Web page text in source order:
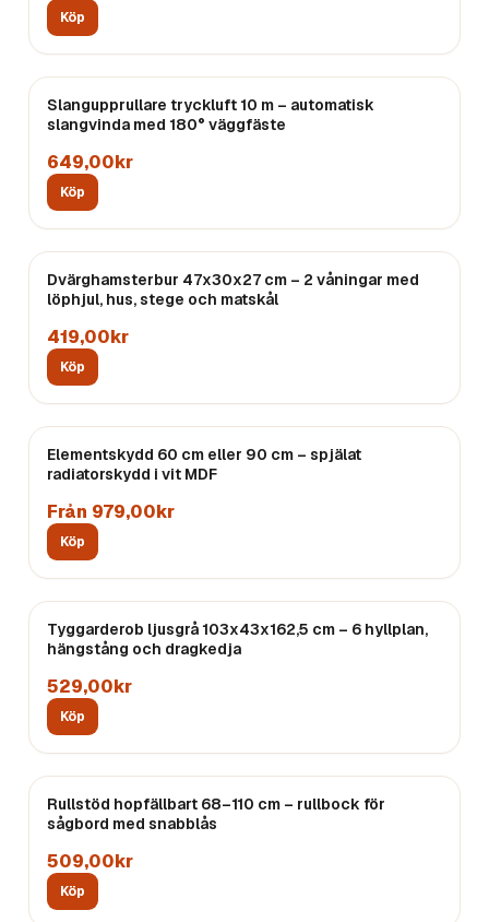
Köp
Slangupprullare tryckluft 10 m – automatisk
slangvinda med 180° väggfäste
649,00kr
Köp
Dvärghamsterbur 47x30x27 cm – 2 våningar med
löphjul, hus, stege och matskål
419,00kr
Köp
Elementskydd 60 cm eller 90 cm – spjälat
radiatorskydd i vit MDF
Från 979,00kr
Köp
Tyggarderob ljusgrå 103x43x162,5 cm – 6 hyllplan,
hängstång och dragkedja
529,00kr
Köp
Rullstöd hopfällbart 68–110 cm – rullbock för
sågbord med snabblås
509,00kr
Köp